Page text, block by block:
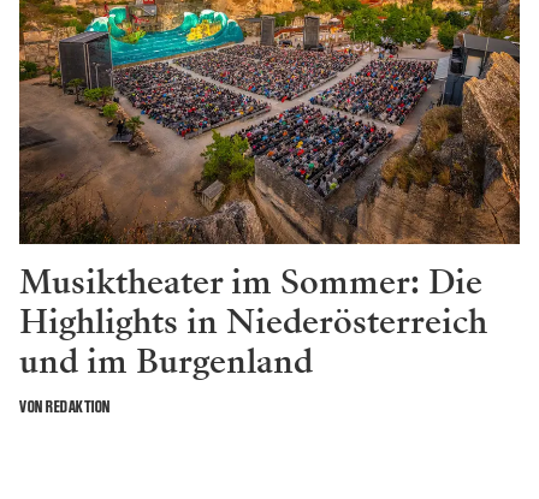
Musiktheater im Sommer: Die
Highlights in Niederösterreich
und im Burgenland
VON REDAKTION